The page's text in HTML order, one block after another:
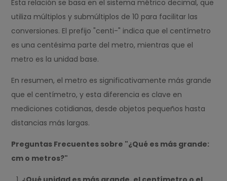
Esta relación se basa en el sistema métrico decimal, que
utiliza múltiplos y submúltiplos de 10 para facilitar las
conversiones. El prefijo "centi-" indica que el centímetro
es una centésima parte del metro, mientras que el
metro es la unidad base.
En resumen, el metro es significativamente más grande
que el centímetro, y esta diferencia es clave en
mediciones cotidianas, desde objetos pequeños hasta
distancias más largas.
Preguntas Frecuentes sobre "¿Qué es más grande:
cm o metros?"